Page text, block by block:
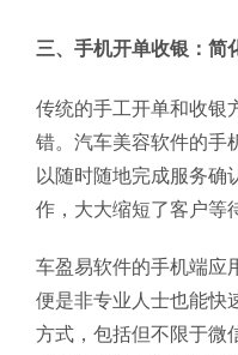
三、手机开单收银：简
传统的手工开单和收银
错。汽车美容软件的手
以随时随地完成服务确
作，大大缩短了客户等
车盈易软件的手机端应
便是非专业人士也能快
方式，包括但不限于微